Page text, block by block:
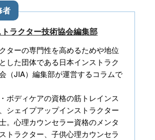
ラクター技術協会編集部
ターの専門性を高めるためや地位
した団体である日本インストラク
（JIA）編集部が運営するコラムで
ボディケアの資格の筋トレインス
シェイプアップインストラクター
。心理カウンセラー資格のメンタ
トラクター、子供心理カウンセラ